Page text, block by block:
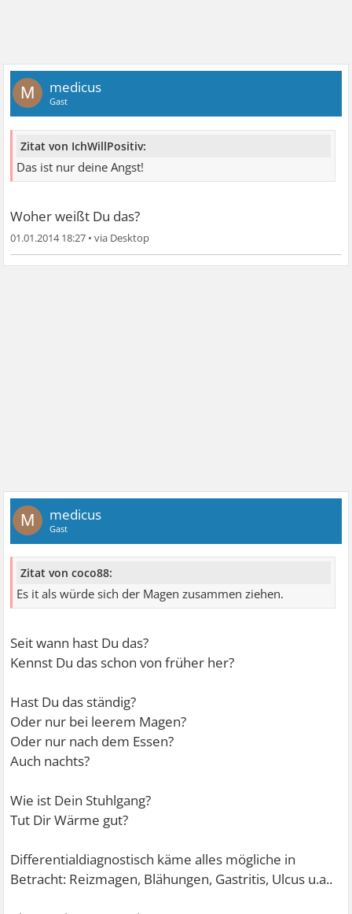
M medicus
Gast
Zitat von IchWillPositiv:
Das ist nur deine Angst!
Woher weißt Du das?
01.01.2014 18:27 •
M medicus
Gast
Zitat von coco88:
Es it als würde sich der Magen zusammen ziehen.
Seit wann hast Du das?
Kennst Du das schon von früher her?
Hast Du das ständig?
Oder nur bei leerem Magen?
Oder nur nach dem Essen?
Auch nachts?
Wie ist Dein Stuhlgang?
Tut Dir Wärme gut?
Differentialdiagnostisch käme alles mögliche in
Betracht: Reizmagen, Blähungen, Gastritis, Ulcus u.a..